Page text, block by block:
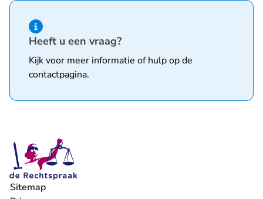
Hint van type informatie
Heeft u een vraag?
Kijk voor meer informatie of hulp op de
contactpagina.
Sitemap